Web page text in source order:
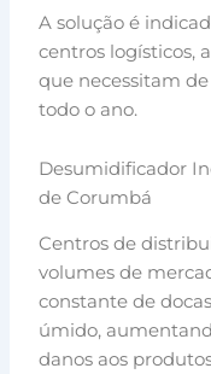
A solução é
centros logísticos,
que necessitam
todo o ano.
Desumidificador
de Corumbá
Centros de
volumes de
constante de
úmido,
danos aos